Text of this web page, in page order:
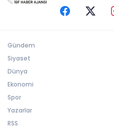
Gündem
Siyaset
Dünya
Ekonomi
Spor
Yazarlar
RSS